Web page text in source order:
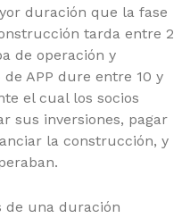
duración que la fase
tarda entre 2
de operación y
APP dure entre 10 y
el cual los socios
sus inversiones, pagar
la construcción, y
de una duración